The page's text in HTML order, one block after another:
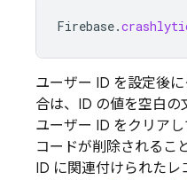
Firebase.
ユーザー ID を設定後
合は、ID の値を空白の
ユーザー ID をクリア
コードが削除されるこ
ID に関連付けられた